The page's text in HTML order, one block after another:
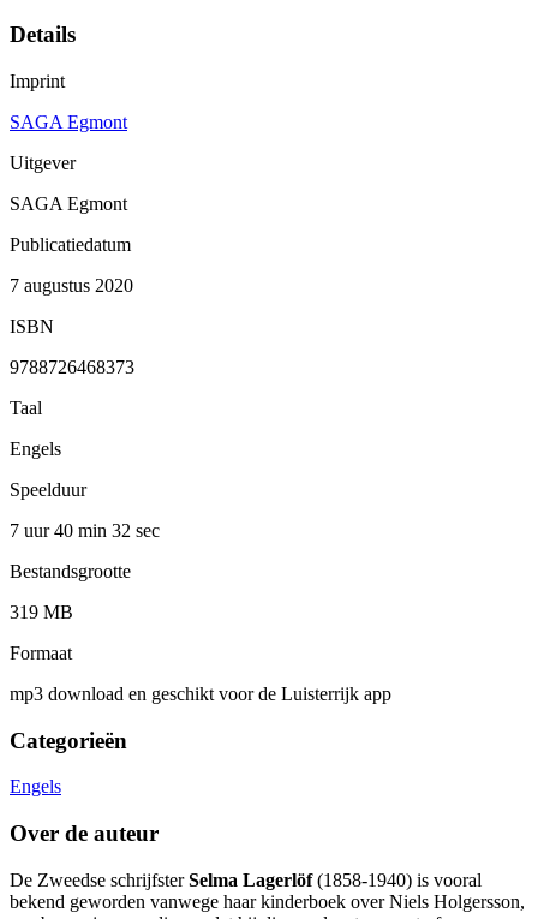
Details
Imprint
SAGA Egmont
Uitgever
SAGA Egmont
Publicatiedatum
7 augustus 2020
ISBN
9788726468373
Taal
Engels
Speelduur
7 uur 40 min 32 sec
Bestandsgrootte
319 MB
Formaat
mp3 download en geschikt voor de Luisterrijk app
Categorieën
Engels
Over de auteur
De Zweedse schrijfsterSelma Lagerlöf(1858-1940) is vooral
bekend geworden vanwege haar kinderboek over Niels Holgersson,